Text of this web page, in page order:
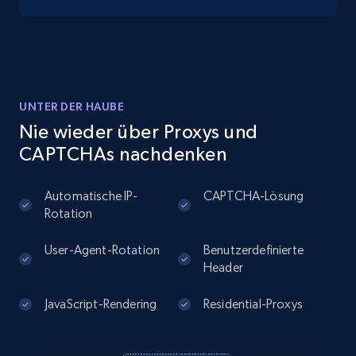
URL, User posted, Description, Hashtags, Num
comments, Date posted, Likes, Photos, and
Gratis testen
Instagram - Posts - Collects posts from a
UNTER DER HAUBE
Nie wieder über Proxys und
CAPTCHAs nachdenken
Automatische IP-
Rotation
CAPTCHA-Lösung
User-Agent-Rotation
Benutzerdefinierte
Header
JavaScript-Rendering Residential-Proxys